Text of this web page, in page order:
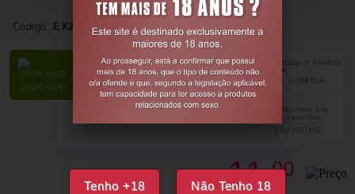
Tenho +18 Não Tenho 18
Código: EX20843
DISPONÍVEL
SUGERIR
PARTILHAR
FAVORITOS
€11,00